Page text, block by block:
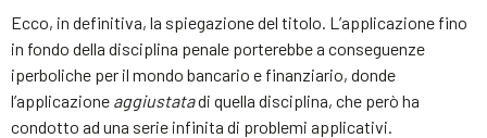
Ecco, in definitiva, la spiegazione del titolo. L’applicazione fino
in fondo della disciplina penale porterebbe a conseguenze
iperboliche per il mondo bancario e finanziario, donde
l’applicazione aggiustatadi quella disciplina, che però ha
condotto ad una serie infinita di problemi applicativi.